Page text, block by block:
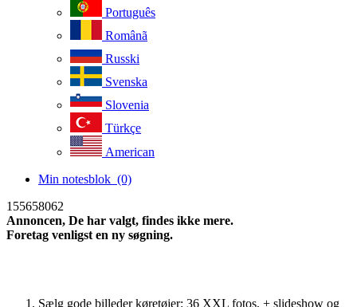
Português
Românã
Russki
Svenska
Slovenia
Türkçe
American
Min notesblok (0)
155658062
Annoncen, De har valgt, findes ikke mere.
Foretag venligst en ny søgning.
Sælg gode billeder køretøjer: 36 XXL fotos, + slideshow og